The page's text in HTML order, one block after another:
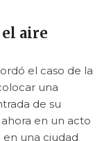
el aire
el caso de la
una
de su
en un acto
una ciudad